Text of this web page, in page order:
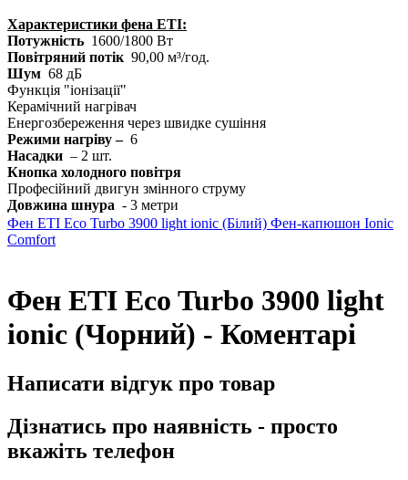
Характеристики фена ETI:
Потужність 1600/1800 Вт
Повітряний потік 90,00 м³/год.
Шум 68 дБ
Функція "іонізації"
Керамічний нагрівач
Енергозбереження через швидке сушіння
Режими нагріву – 6
Насадки – 2 шт.
Кнопка холодного повітря
Професійний двигун змінного струму
Довжина шнура - 3 метри
Фен ETI Eco Turbo 3900 light ionic (Білий) Фен-капюшон Ionic
Comfort
Фен ETI Eco Turbo 3900 light
ionic (Чорний) - Коментарі
Написати відгук про товар
Дізнатись про наявність - просто
вкажіть телефон